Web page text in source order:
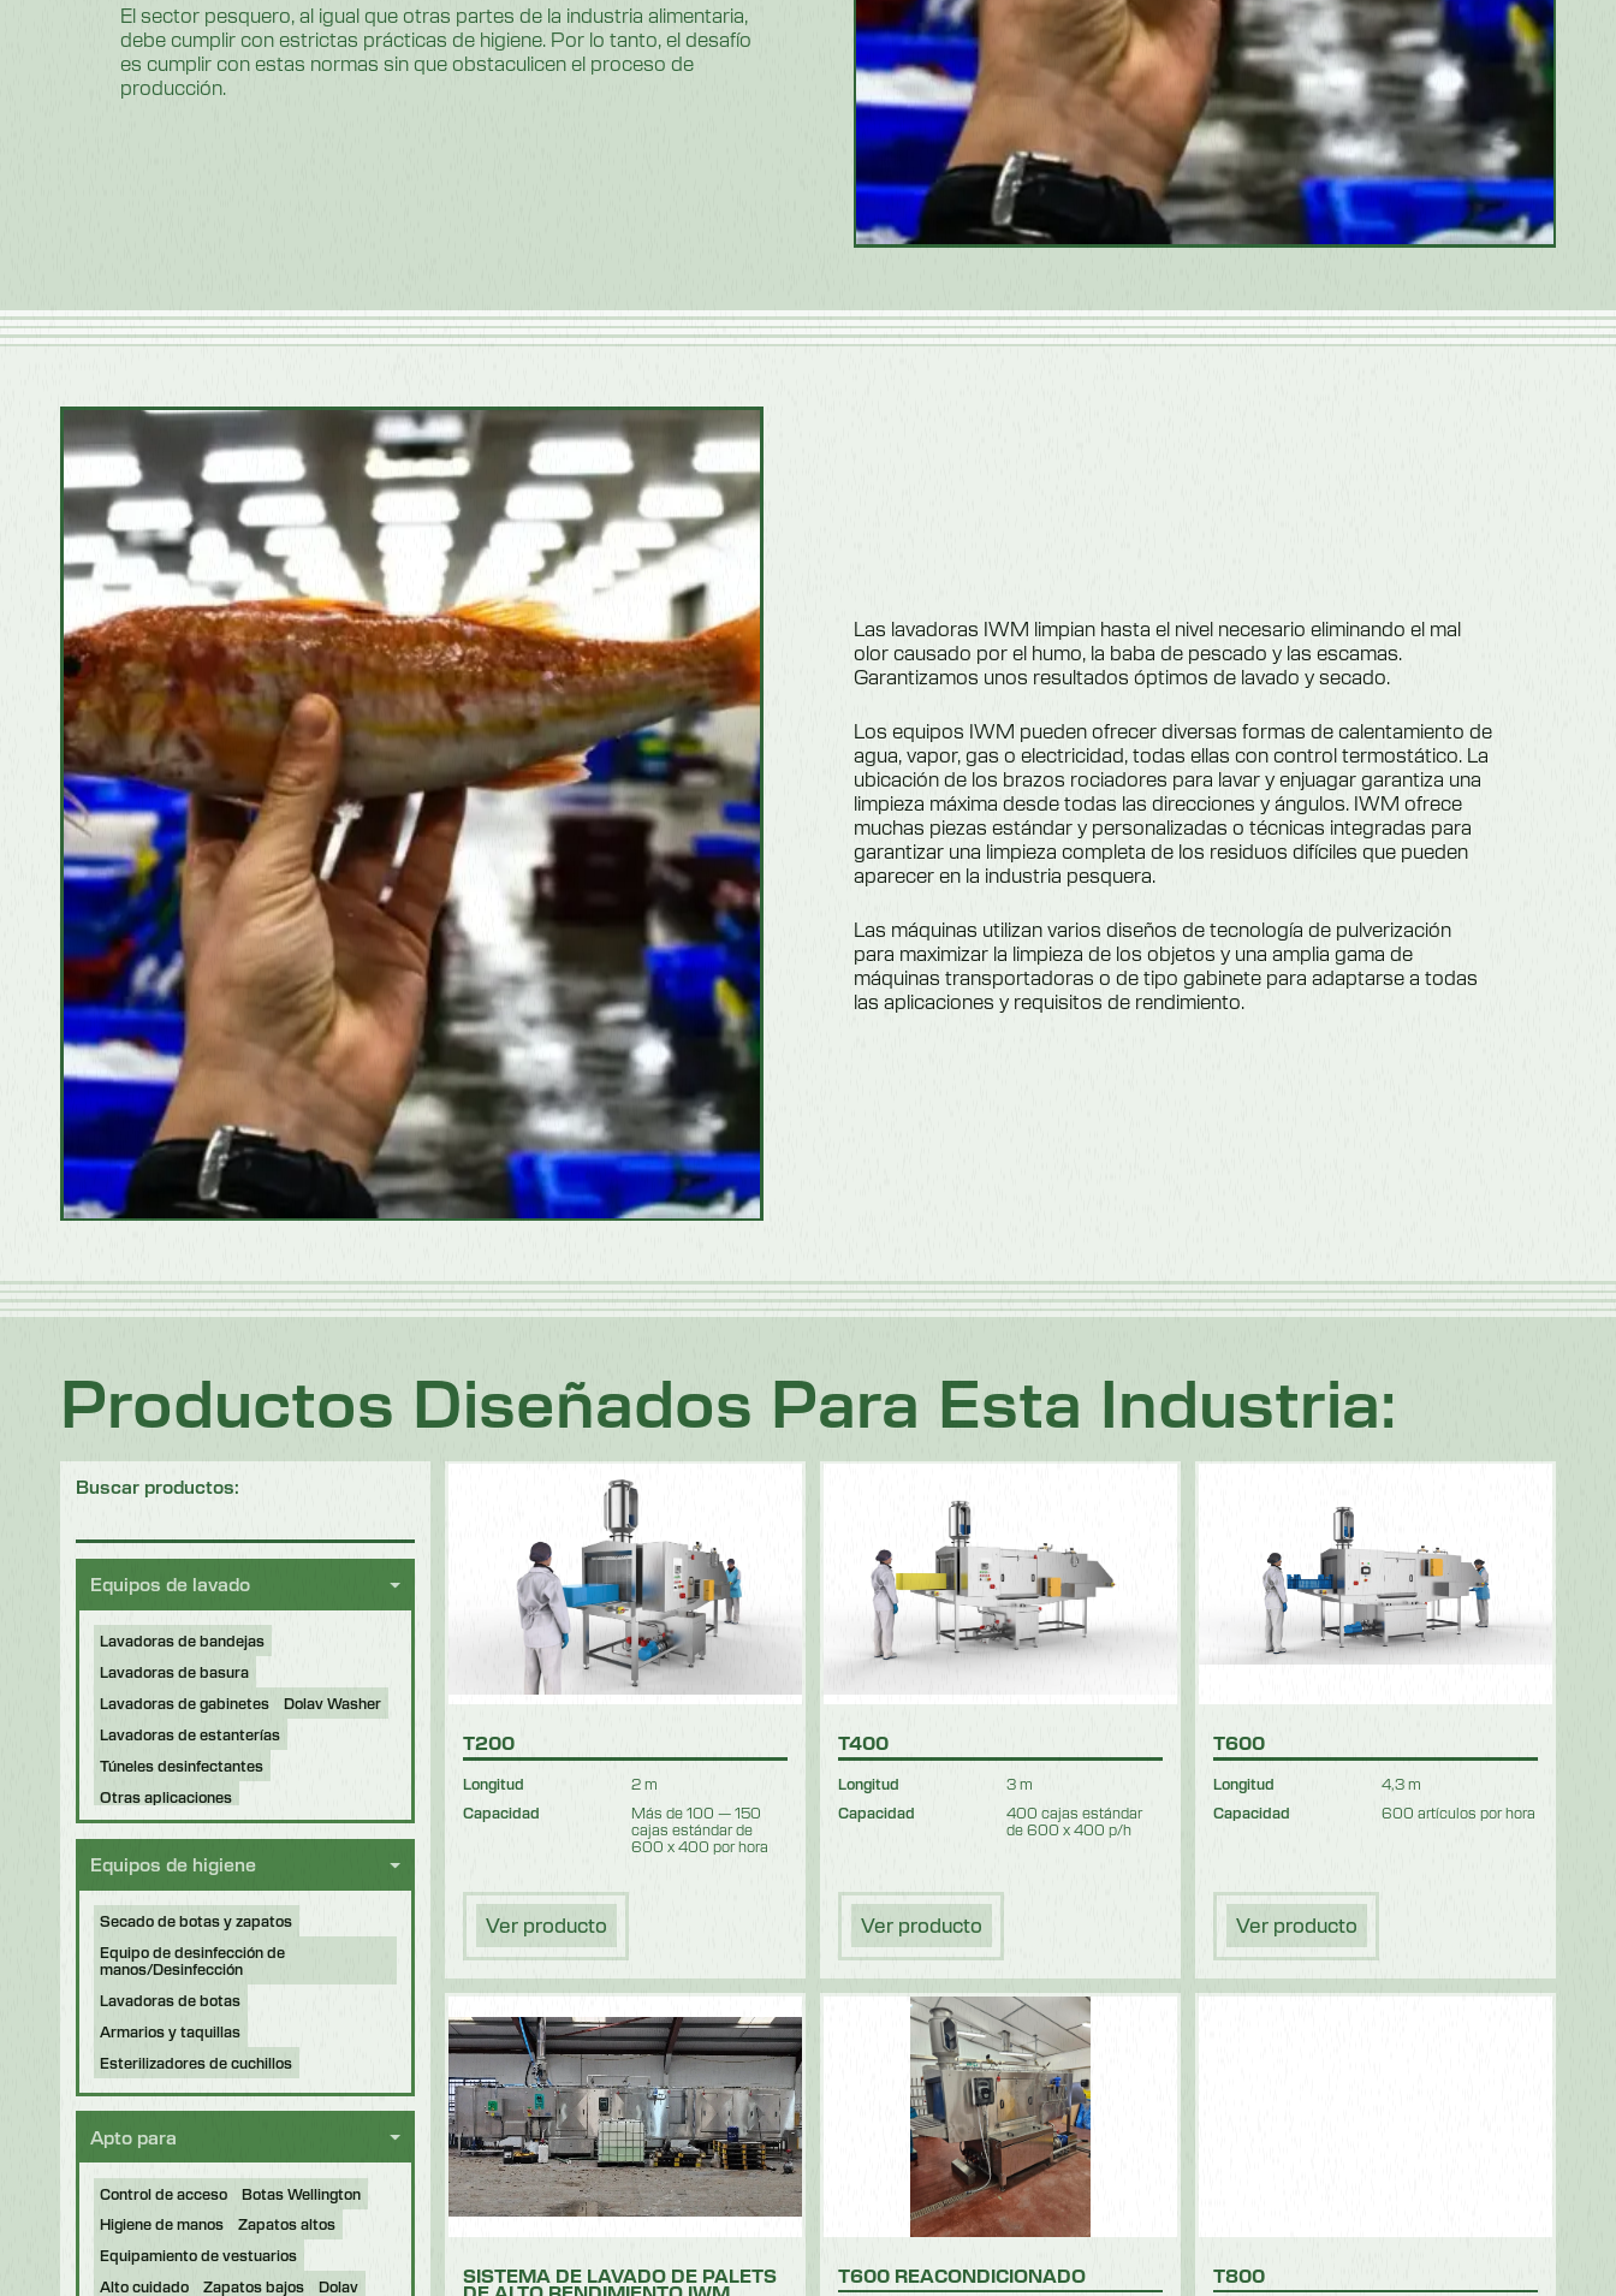
El sector pesquero, al igual que otras partes de la industria alimentaria,
debe cumplir con estrictas prácticas de higiene. Por lo tanto, el desafío
es cumplir con estas normas sin que obstaculicen el proceso de
producción.
Las lavadoras IWM limpian hasta el nivel necesario eliminando el mal
olor causado por el humo, la baba de pescado y las escamas.
Garantizamos unos resultados óptimos de lavado y secado.
Los equipos IWM pueden ofrecer diversas formas de calentamiento de
agua, vapor, gas o electricidad, todas ellas con control termostático. La
ubicación de los brazos rociadores para lavar y enjuagar garantiza una
limpieza máxima desde todas las direcciones y ángulos. IWM ofrece
muchas piezas estándar y personalizadas o técnicas integradas para
garantizar una limpieza completa de los residuos difíciles que pueden
aparecer en la industria pesquera.
Las máquinas utilizan varios diseños de tecnología de pulverización
para maximizar la limpieza de los objetos y una amplia gama de
máquinas transportadoras o de tipo gabinete para adaptarse a todas
las aplicaciones y requisitos de rendimiento.
Productos Diseñados Para Esta Industria:
Buscar productos:
Equipos de lavado
Lavadoras de bandejas
Lavadoras de basura
Lavadoras de gabinetes
Dolav Washer
Lavadoras de estanterías
Túneles desinfectantes
Otras aplicaciones
Máquinas reacondicionadas
Equipos de higiene
Secado de botas y zapatos
Equipo de desinfección de
manos/Desinfección
Lavadoras de botas
Armarios y taquillas
Esterilizadores de cuchillos
Apto para
Control de acceso
Botas Wellington
Higiene de manos
Zapatos altos
Equipamiento de vestuarios
Alto cuidado
Zapatos bajos Dolav
T200
Longitud
2 m
Capacidad
Más de 100 — 150
cajas estándar de
600 x 400 por hora
Ver producto
T400
Longitud
3 m
Capacidad
400 cajas estándar
de 600 x 400 p/h
Ver producto
T600
Longitud
4,3 m
Capacidad
600 artículos por hora
Ver producto
SISTEMA DE LAVADO DE PALETS T600 REACONDICIONADO T800